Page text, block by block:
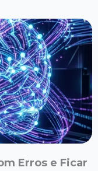
Erros e Ficar